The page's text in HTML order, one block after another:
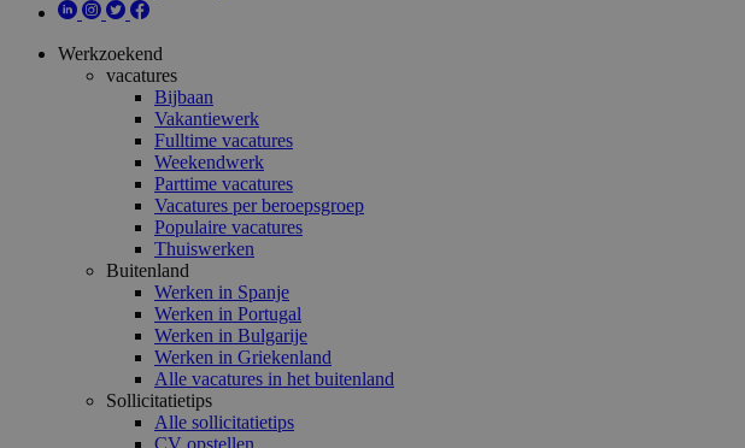
Werkzoekend
vacatures
Bijbaan
Vakantiewerk
Fulltime vacatures
Weekendwerk
Parttime vacatures
Vacatures per beroepsgroep
Populaire vacatures
Thuiswerken
Buitenland
Werken in Spanje
Werken in Portugal
Werken in Bulgarije
Werken in Griekenland
Alle vacatures in het buitenland
Sollicitatietips
Alle sollicitatietips
CV opstellen